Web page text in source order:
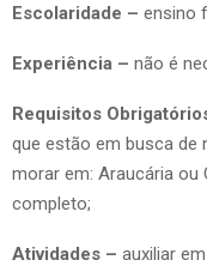
Escolaridade – ensino
Experiência – não é
Requisitos
que estão em busca de
morar em: Araucária ou
completo;
Atividades – auxiliar